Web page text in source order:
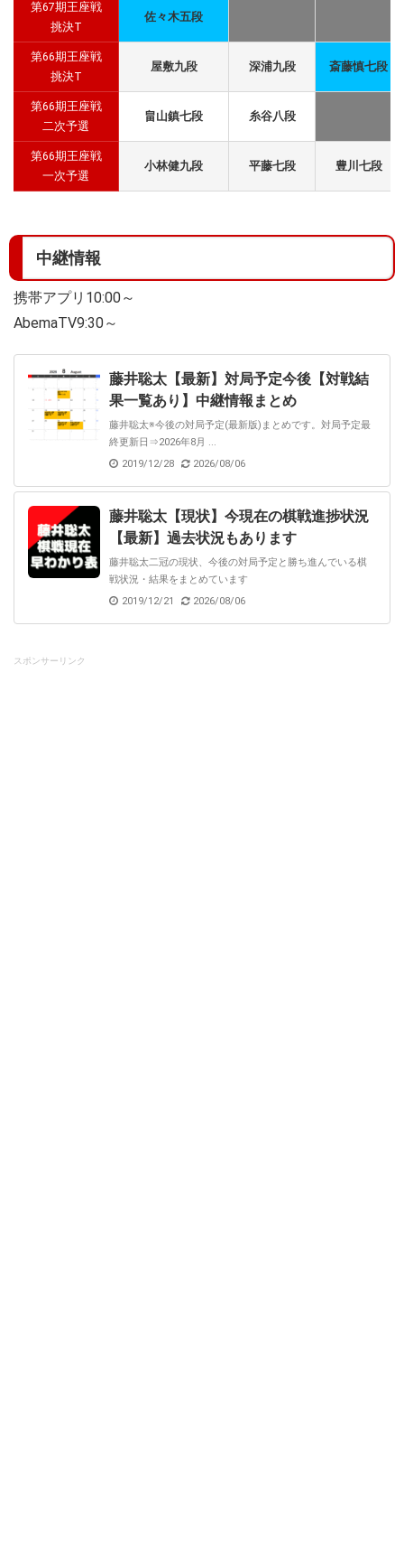
第67期王座戦
挑決T
佐々木五段
第66期王座戦
挑決T
屋敷九段 深浦九段 斎藤慎七段
第66期王座戦
二次予選
畠山鎮七段 糸谷八段
第66期王座戦
一次予選
小林健九段 平藤七段 豊川七段
中継情報
携帯アプリ10:00～
AbemaTV9:30～
藤井聡太【最新】対局予定今後【対戦結
果一覧あり】中継情報まとめ
藤井聡太※今後の対局予定(最新版)まとめです。対局予定最
終更新日⇒2026年8月 ...
2019/12/28
2026/08/06
藤井聡太【現状】今現在の棋戦進捗状況
【最新】過去状況もあります
藤井聡太二冠の現状、今後の対局予定と勝ち進んでいる棋
戦状況・結果をまとめています
2019/12/21
2026/08/06
スポンサーリンク